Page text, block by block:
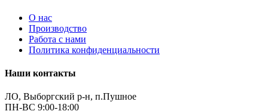
О нас
Производство
Работа с нами
Политика конфиденциальности
Наши контакты
ЛО, Выборгский р-н, п.Пушное
ПН-ВС 9:00-18:00